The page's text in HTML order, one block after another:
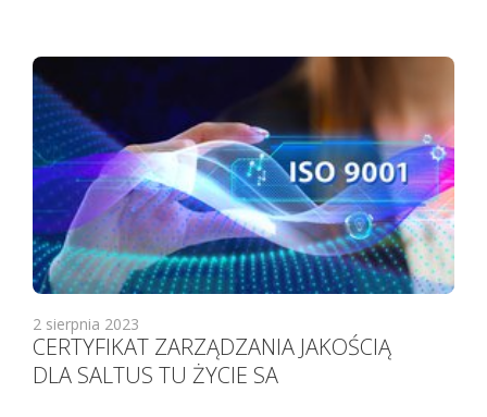
2 sierpnia 2023
CERTYFIKAT ZARZĄDZANIA JAKOŚCIĄ
DLA SALTUS TU ŻYCIE SA